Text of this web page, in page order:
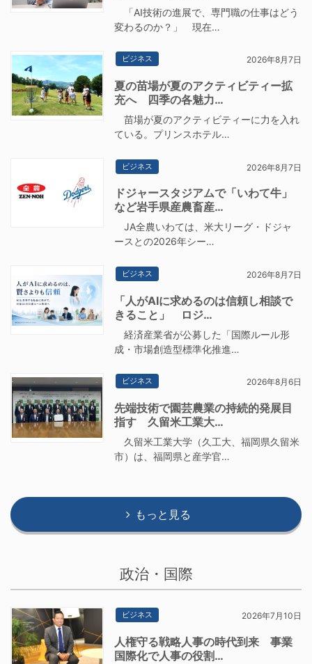
「AI技術の進展で、専門職の仕事はどう
変わるのか？」 現在…
ビジネス 2026年8月7日
夏の苗場が夏のアクティビティー拡
充へ 四季の各魅力…
苗場が夏のアクティビティーに力を入れ
ている。プリンスホテル…
ビジネス 2026年8月7日
ドジャースタジアムで「いわて牛」
など岩手県産農畜産…
JA全農いわては、米大リーグ・ドジャ
ースとの2026年シー…
ビジネス 2026年8月7日
「人がAIに求めるのは信頼し相談で
きること」 ロジ…
経済産業省が公募した「国際ルール形
成・市場創造型標準化推進…
ビジネス 2026年8月6日
先端技術で園芸農業の持続的発展目
指す 久留米工業大…
久留米工業大学（久工大、福岡県久留米
市）は、福岡県と産学官…
もっと見る
政治・国際
ビジネス 2026年7月10日
人権守る戦略人事の時代到来 事業
国際化で人事の役割…